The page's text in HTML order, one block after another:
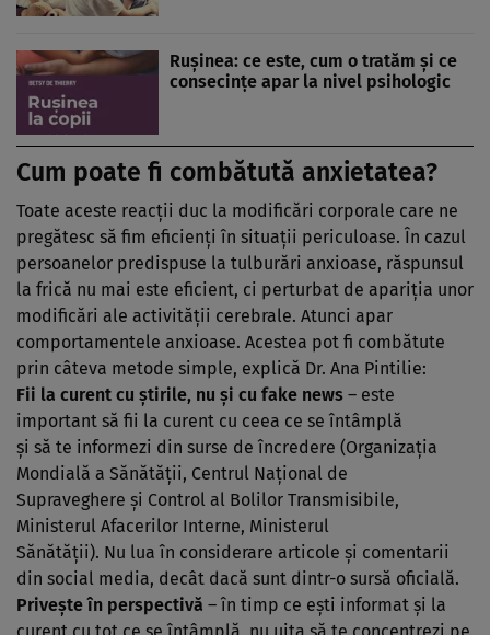
Ruşinea: ce este, cum o tratăm şi ce
consecinţe apar la nivel psihologic
Cum poate fi combătută anxietatea?
Toate aceste reacţii duc la modificări corporale care ne
pregătesc să fim eficienţi în situaţii periculoase. În cazul
persoanelor predispuse la tulburări anxioase, răspunsul
la frică nu mai este eficient, ci perturbat de apariţia unor
modificări ale activităţii cerebrale. Atunci apar
comportamentele anxioase. Acestea pot fi combătute
prin câteva metode simple, explică Dr. Ana Pintilie:
Fii la curent cu ştirile, nu şi cu fake news – este
important să fii la curent cu ceea ce se întâmplă
şi să te informezi din surse de încredere (Organizaţia
Mondială a Sănătăţii, Centrul Naţional de
Supraveghere şi Control al Bolilor Transmisibile,
Ministerul Afacerilor Interne, Ministerul
Sănătăţii). Nu lua în considerare articole şi comentarii
din social media, decât dacă sunt dintr-o sursă oficială.
Priveşte în perspectivă – în timp ce eşti informat şi la
curent cu tot ce se întâmplă, nu uita să te concentrezi pe